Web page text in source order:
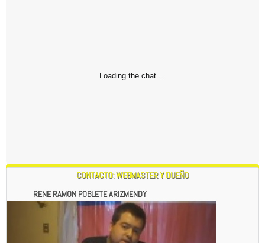
Loading the chat ...
CONTACTO: WEBMASTER Y DUEÑO
RENE RAMON POBLETE ARIZMENDY